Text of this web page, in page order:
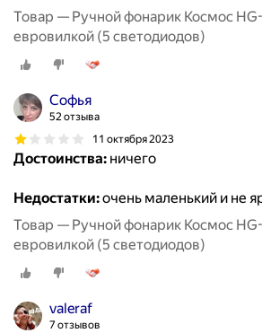
Товар — Ручной фонарик Космос
евровилкой (5 светодиодов)
Софья
52 отзыва
11 октября 2023
Достоинства: ничего
Недостатки:очень маленький и не
Товар — Ручной фонарик Космос
евровилкой (5 светодиодов)
valeraf
7 отзывов